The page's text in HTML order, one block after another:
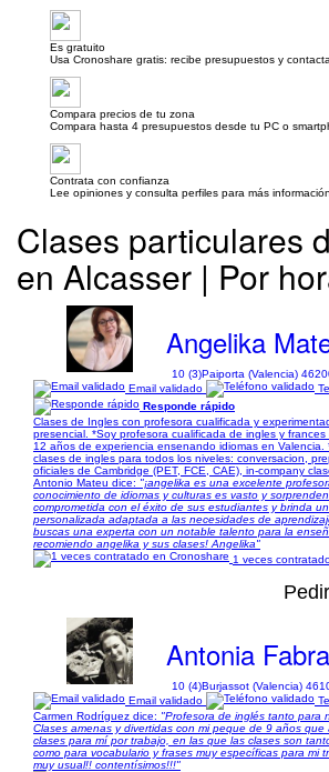
Es gratuito
Usa Cronoshare gratis: recibe presupuestos y
Compara precios de tu zona
Compara hasta 4 presupuestos desde tu PC o
Contrata con confianza
Lee opiniones y consulta perfiles para más información.
Clases particulares
en Alcasser | Por
Angelika
10 (3)Paiporta (Valencia)
Email validado
Responde rápido
Clases de Ingles con profesora cualificada y
presencial. *Soy profesora cualificada de ingles y
12 años de experiencia ensenando idiomas en Valencia.
clases de ingles para todos los niveles: conversacion,
oficiales de Cambridge (PET, FCE, CAE), in-company
Antonio Mateu dice: "¡angelika es una excelente
conocimiento de idiomas y culturas es vasto y
comprometida con el éxito de sus estudiantes y brinda
personalizada adaptada a las necesidades de
buscas una experta con un notable talento para la
recomiendo angelika y sus clases! Angelika"
1 veces
Antonia
10 (4)Burjassot (Valencia)
Email validado
Carmen Rodríguez dice: "Profesora de inglés tanto para
Clases amenas y divertidas con mi peque de 9 años
clases para mí por trabajo, en las que las clases son
como para vocabulario y frases muy específicas para mi
muy usual!! contentísimos!!!"